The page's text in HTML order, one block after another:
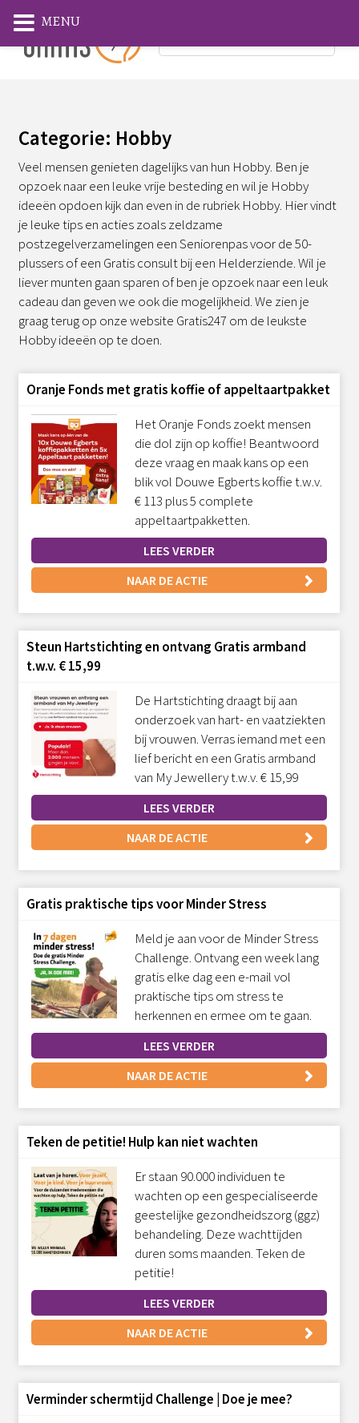
Categorie: Hobby
Veel mensen genieten dagelijks van hun Hobby. Ben je
opzoek naar een leuke vrije besteding en wil je Hobby
ideeën opdoen kijk dan even in de rubriek Hobby. Hier vindt
je leuke tips en acties zoals zeldzame
postzegelverzamelingen een Seniorenpas voor de 50-
plussers of een Gratis consult bij een Helderziende. Wil je
liever munten gaan sparen of ben je opzoek naar een leuk
cadeau dan geven we ook die mogelijkheid. We zien je
graag terug op onze website Gratis247 om de leukste
Hobby ideeën op te doen.
Oranje Fonds met gratis koffie of appeltaartpakket
Het Oranje Fonds zoekt mensen
die dol zijn op koffie! Beantwoord
deze vraag en maak kans op een
blik vol Douwe Egberts koffie t.w.v.
€ 113 plus 5 complete
appeltaartpakketten.
LEES VERDER
NAAR DE ACTIE
Steun Hartstichting en ontvang Gratis armband
t.w.v. € 15,99
De Hartstichting draagt bij aan
onderzoek van hart- en vaatziekten
bij vrouwen. Verras iemand met een
lief bericht en een Gratis armband
van My Jewellery t.w.v. € 15,99
LEES VERDER
NAAR DE ACTIE
Gratis praktische tips voor Minder Stress
Meld je aan voor de Minder Stress
Challenge. Ontvang een week lang
gratis elke dag een e-mail vol
praktische tips om stress te
herkennen en ermee om te gaan.
LEES VERDER
NAAR DE ACTIE
Teken de petitie! Hulp kan niet wachten
Er staan 90.000 individuen te
wachten op een gespecialiseerde
geestelijke gezondheidszorg (ggz)
behandeling. Deze wachttijden
duren soms maanden. Teken de
petitie!
LEES VERDER
NAAR DE ACTIE
Verminder schermtijd Challenge | Doe je mee?
MENU